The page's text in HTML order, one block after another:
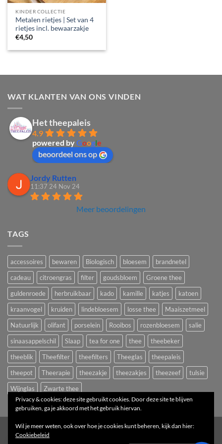
KINDER COLLECTIE
Metalen rietjes | Set van 4
rietjes incl. bewaarzakje
€4,50
WAT KLANTEN VAN ONS VINDEN
Het theepaleis
4.9
powered byGoogle
beoordeel ons op
Jordy Rutten
11:37 24 Nov 24
Meer beoordelingen
TAGS
accessoires bewaren Biologisch bloesem
brandnetel
cadeau
citroengras filter goudsbloem
Groene thee
guldenroede
herbruikbaar kado kamille katjes
katoen
kraanvogel
kruiden lindebloesem losse thee
Maaiszetmeel
Natuurlijk
olifant porselein Rooibos rozenbloesem
salie
sinaasappelschil
Slaap tea for one thee
theebeker
theeblik
Theefilter theefilters Theeglas
theepaleis
theepot
Theerapie theezakje theezakjes theezeef
tulsie
Wijnglas
Zwarte thee
1
Privacy & cookies: deze site gebruikt cookies. Door deze site te blijven
gebruiken, ga je akkoord met het gebruik hiervan.
Wil je meer weten, ook over hoe je cookies kunt beheren, kijk dan hier:
Cookiebeleid